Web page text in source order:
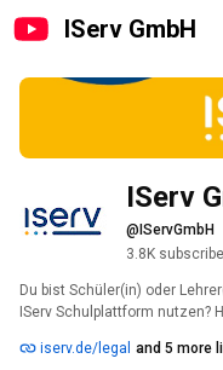
IServ GmbH
IServ
@IServGmbH
3.8K
Du bist Schüler(in) oder
IServ Schulplattform nutzen?
Module zu meistern.
iserv.de/legal and 5 more